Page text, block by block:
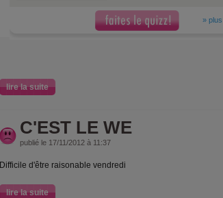
»
lire la suite
C'EST LE WE
publié le 17/11/2012 à 11:37
Difficile d'être raisonable vendredi
lire la suite